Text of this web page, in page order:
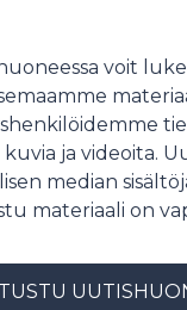
voit
kuvia ja videoita.
median
materiaali on